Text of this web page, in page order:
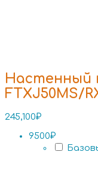
Настенный
FTXJ50MS/
245,100₽
9500₽